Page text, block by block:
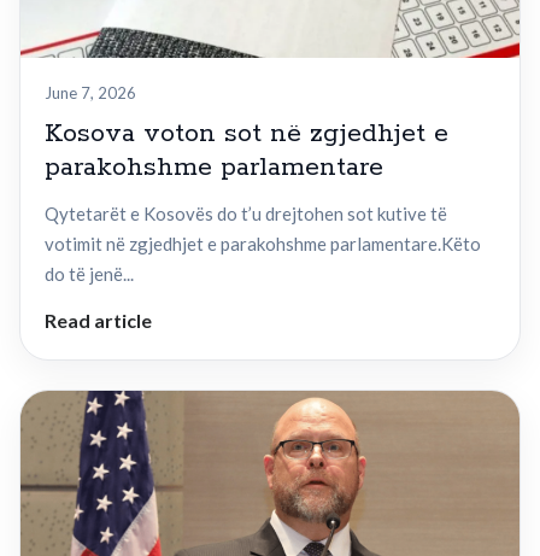
June 7, 2026
Kosova voton sot në zgjedhjet e
parakohshme parlamentare
Qytetarët e Kosovës do t’u drejtohen sot kutive të
votimit në zgjedhjet e parakohshme parlamentare.Këto
do të jenë...
Read article